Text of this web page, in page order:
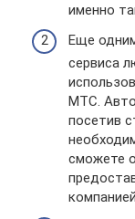
именно
Еще
сервиса
МТС.
посетив
сможете